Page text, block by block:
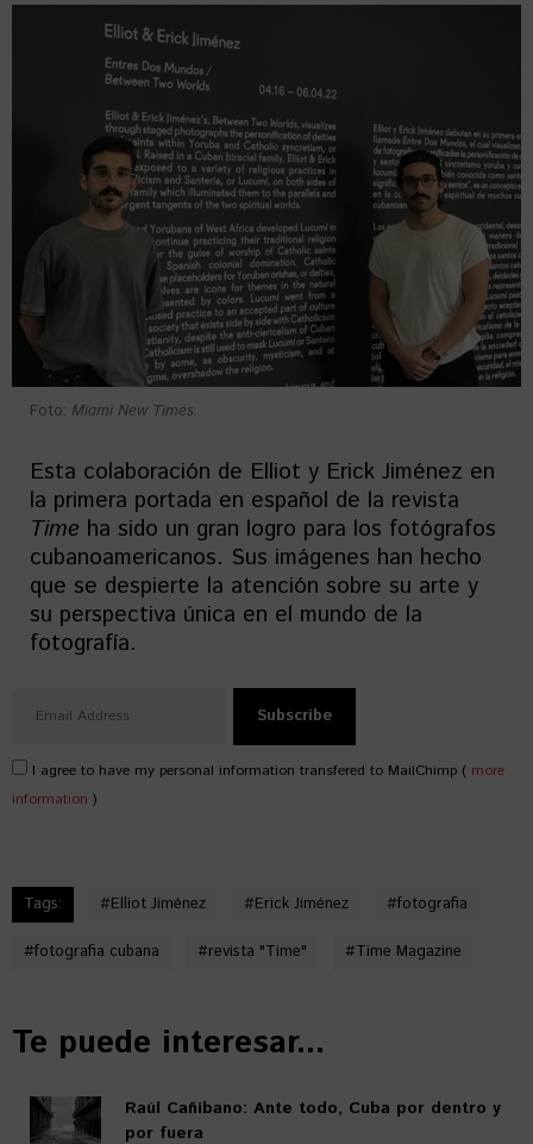
Foto: Miami New Times.
Esta colaboración de Elliot y Erick Jiménez en
la primera portada en español de la revista
Time ha sido un gran logro para los fotógrafos
cubanoamericanos. Sus imágenes han hecho
que se despierte la atención sobre su arte y
su perspectiva única en el mundo de la
fotografía.
I agree to have my personal information transfered to MailChimp ( more
information )
Tags: #Elliot Jiménez #Erick Jiménez #fotografia
#fotografia cubana #revista "Time" #Time Magazine
Te puede interesar...
Raúl Cañibano: Ante todo, Cuba por dentro y
por fuera